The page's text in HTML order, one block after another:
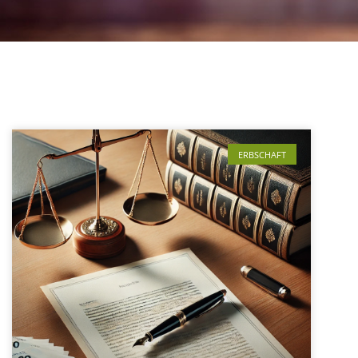
ERBSCHAFT